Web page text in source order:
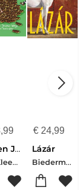
Rik en Jesper en de frikandelbroodjescrisis
Rik Kleeven-Jesper Weijs
€ 24,99
Lázár
Biedermann, Nelio